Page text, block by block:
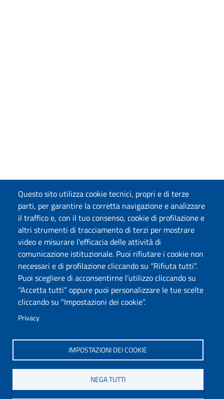
Questo sito utilizza cookie tecnici, propri e di terze
parti, per garantire la corretta navigazione e analizzare
il traffico e, con il tuo consenso, cookie di profilazione e
altri strumenti di tracciamento di terzi per mostrare
video e misurare l'efficacia delle attività di
comunicazione istituzionale. Puoi rifiutare i cookie non
necessari e di profilazione cliccando su “Rifiuta tutti”.
Puoi scegliere di acconsentirne l’utilizzo cliccando su
“Accetta tutti” oppure puoi personalizzare le tue scelte
cliccando su “Impostazioni dei cookie”.
Privacy
IMPOSTAZIONI DEI COOKIE
NEGA TUTTI